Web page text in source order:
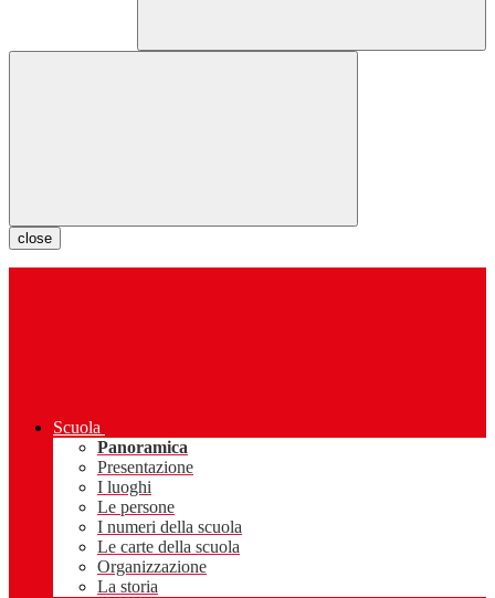
close
Scuola
Panoramica
Presentazione
I luoghi
Le persone
I numeri della scuola
Le carte della scuola
Organizzazione
La storia